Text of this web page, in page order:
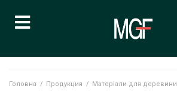
Головна / Продукция / Матеріали для деревини